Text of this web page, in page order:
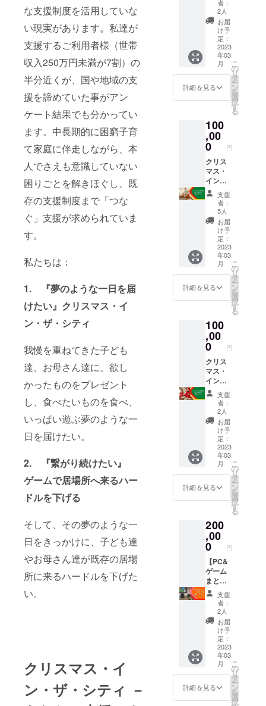
な支援制度を活用していな
い現実があります。私達が
支援するご利用者様（世帯
収入250万円未満が7割）の
半分近くが、国や地域の支
援を諦めていた事がアン
ケート結果でも分かってい
ます。中長期的に困窮子育
て家庭に伴走しながら、本
人でさえも意識していない
困りごとを解きほぐし、既
存の支援制度まで「つな
ぐ」支援が求められていま
す。
私たちは：
1. 『夢のような一日を届
けたい』クリスマス・イ
ン・ザ・シティ
我慢を重ねてきた子ども
達、お母さん達に、欲し
かったものをプレゼント
し、食べたいものを食べ、
いっぱい遊ぶ夢のような一
日を届けたい。
2. 『繋がり続けたい』
ゲームで居場所へ来るハー
ドルを下げる
そして、その夢のような一
日をきっかけに、子ども達
やお母さん達が既存の居場
所に来るハードルを下げた
い。
クリスマス・イ
ン・ザ・シティ －
時間
等：1時
間程度
②チョ
イふる
活動報
告書の
送付
（CITC
東京）
で使用
する子
ども用
遊具を
贈る
コース
ご支援
いただ
礼に下
記２つ
のリ
ターン
をご用
意しま
す。 ①
オンラ
イン活
動報告
会への
ご招待
・実施
予定時
期：
2023年
3月頃
・所要
時間
等：1時
②チョ
イふる
活動報
告書の
送付
者：
2人
お届
け予
定：
2023
年03
月
詳細を見る
こ
の
リ
タ
ー
ン
を
選
択
す
る
100
,00
0 円
クリス
マス・
イン・
ザ・シ
ティ東
（CITC
東京）
で親子
が食べ
るクリ
スマス
料理を
贈る
コース
ご支援
いた御
礼に下
記２つ
のリ
ターン
をご用
意しま
す。 ①
オンラ
イン活
動報告
会への
ご招待
・実施
予定時
期：
2023年
3月頃
・所要
時間
間程度
②チョ
イふる
活動報
告書の
送付
支援
者：
5人
お届
け予
定：
2023
年03
月
詳細を見る
こ
の
リ
タ
ー
ン
を
選
択
す
る
100
,00
0 円
クリス
マス・
イン・
ザ・シ
ティ東
（CITC
東京）
で使用
するク
リスマ
ス衣装
を贈る
コース
ご支援
いただ
礼に下
記２つ
のリ
ターン
をご用
意しま
す。 ①
オンラ
イン活
動報告
会への
ご招待
・実施
予定時
期：
2023年
3月頃
・所要
時間
支援
者：
2人
お届
け予
定：
2023
年03
月
詳細を見る
こ
の
リ
タ
ー
ン
を
選
択
す
る
200
,00
0 円
【PC&
ゲーム
まとめ
て贈る
コー
ス】
■20万円
の内訳
∟10万
円：PC
購入費
∟6万
円：Wi-
Fiレン
タル費
支援
者：
2人
お届
け予
定：
2023
年03
月
詳細を見る
こ
の
リ
タ
ー
ン
を
選
択